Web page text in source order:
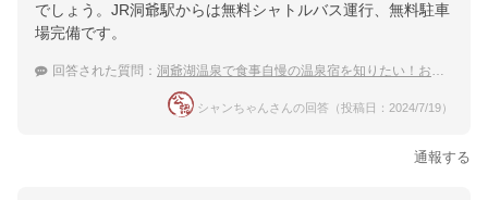
でしょう。JR洞爺駅からは無料シャトルバス運行、無料駐車
場完備です。
回答された質問： 洞爺湖温泉で食事自慢の温泉宿を知りたい！おすすめを教えて下さい。
シャンちゃんさんの回答（投稿日：2024/7/19）
通報する